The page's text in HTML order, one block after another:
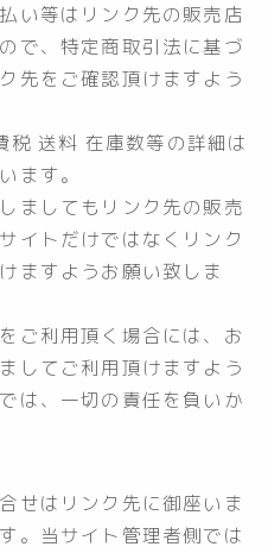
い等はリンク先の販売店
で、特定商取引法に基づ
先をご確認頂けますよう
税 送料 在庫数等の詳細は
ます。
ましてもリンク先の販売
イトだけではなくリンク
ますようお願い致しま
ご利用頂く場合には、お
してご利用頂けますよう
は、一切の責任を負いか
せはリンク先に御座いま
。当サイト管理者側では